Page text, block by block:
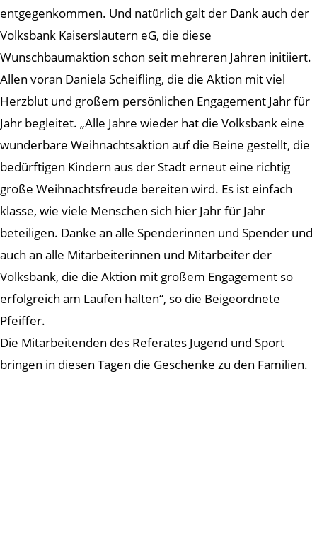
entgegenkommen. Und natürlich galt der Dank auch der
Volksbank Kaiserslautern eG, die diese
Wunschbaumaktion schon seit mehreren Jahren initiiert.
Allen voran Daniela Scheifling, die die Aktion mit viel
Herzblut und großem persönlichen Engagement Jahr für
Jahr begleitet. „Alle Jahre wieder hat die Volksbank eine
wunderbare Weihnachtsaktion auf die Beine gestellt, die
bedürftigen Kindern aus der Stadt erneut eine richtig
große Weihnachtsfreude bereiten wird. Es ist einfach
klasse, wie viele Menschen sich hier Jahr für Jahr
beteiligen. Danke an alle Spenderinnen und Spender und
auch an alle Mitarbeiterinnen und Mitarbeiter der
Volksbank, die die Aktion mit großem Engagement so
erfolgreich am Laufen halten“, so die Beigeordnete
Pfeiffer.
Die Mitarbeitenden des Referates Jugend und Sport
bringen in diesen Tagen die Geschenke zu den Familien.